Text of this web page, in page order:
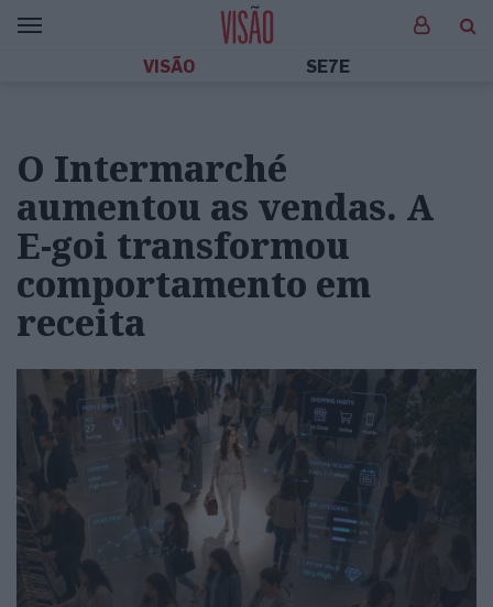
VISÃO SE7E
O Intermarché
aumentou as vendas. A
E-goi transformou
comportamento em
receita